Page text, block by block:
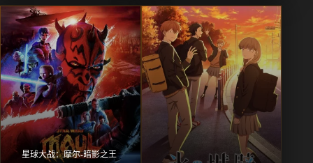
星球大战：摩尔-暗影之王